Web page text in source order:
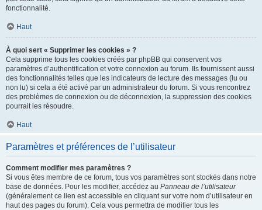
fonctionnalité.
Haut
À quoi sert « Supprimer les cookies » ?
Cela supprime tous les cookies créés par phpBB qui conservent vos
paramètres d’authentification et votre connexion au forum. Ils fournissent aussi
des fonctionnalités telles que les indicateurs de lecture des messages (lu ou
non lu) si cela a été activé par un administrateur du forum. Si vous rencontrez
des problèmes de connexion ou de déconnexion, la suppression des cookies
pourrait les résoudre.
Haut
Paramètres et préférences de l’utilisateur
Comment modifier mes paramètres ?
Si vous êtes membre de ce forum, tous vos paramètres sont stockés dans notre
base de données. Pour les modifier, accédez au Panneau de l’utilisateur
(généralement ce lien est accessible en cliquant sur votre nom d’utilisateur en
haut des pages du forum). Cela vous permettra de modifier tous les